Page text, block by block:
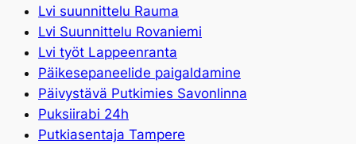
Lvi suunnittelu Rauma
Lvi Suunnittelu Rovaniemi
Lvi työt Lappeenranta
Päikesepaneelide paigaldamine
Päivystävä Putkimies Savonlinna
Puksiirabi 24h
Putkiasentaja Tampere